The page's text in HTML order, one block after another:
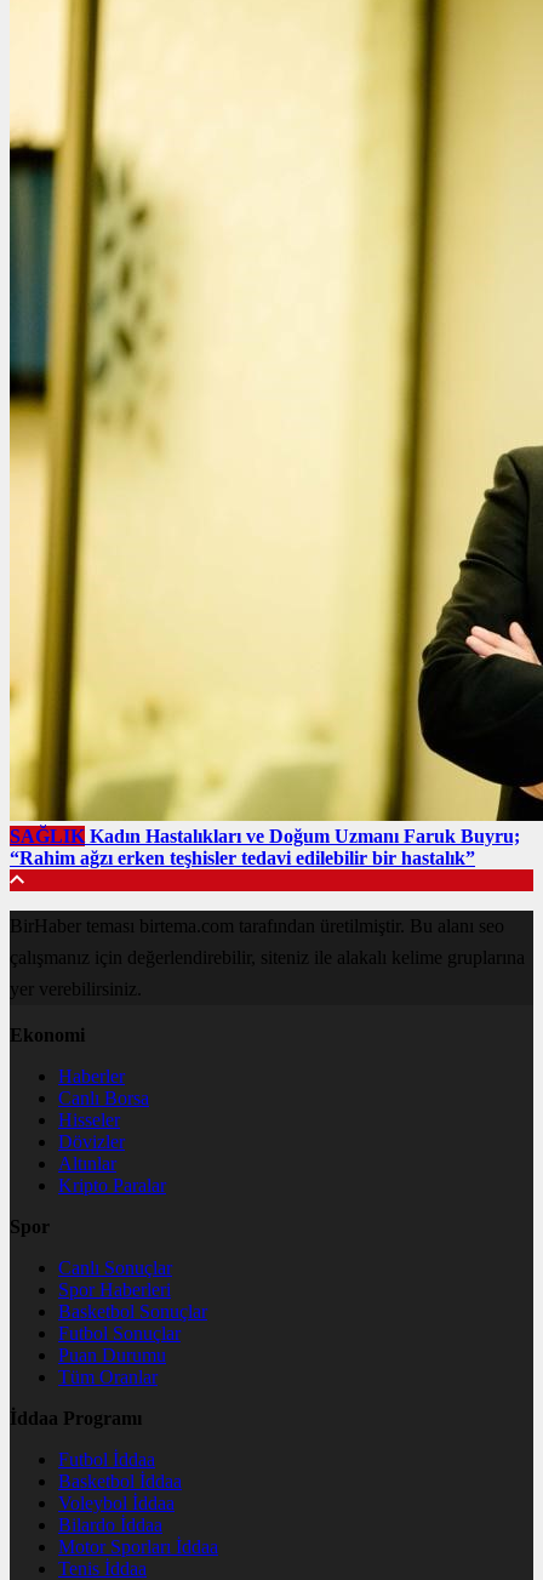
SAĞLIK Kadın Hastalıkları ve Doğum Uzmanı Faruk Buyru;
“Rahim ağzı erken teşhisler tedavi edilebilir bir hastalık”
BirHaber teması birtema.com tarafından üretilmiştir. Bu alanı seo
çalışmanız için değerlendirebilir, siteniz ile alakalı kelime gruplarına
yer verebilirsiniz.
Ekonomi
Haberler
Canlı Borsa
Hisseler
Dövizler
Altınlar
Kripto Paralar
Spor
Canlı Sonuçlar
Spor Haberleri
Basketbol Sonuçlar
Futbol Sonuçlar
Puan Durumu
Tüm Oranlar
İddaa Programı
Futbol İddaa
Basketbol İddaa
Voleybol İddaa
Bilardo İddaa
Motor Sporları İddaa
Tenis İddaa